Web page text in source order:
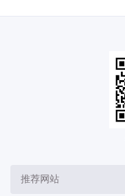
推荐网站